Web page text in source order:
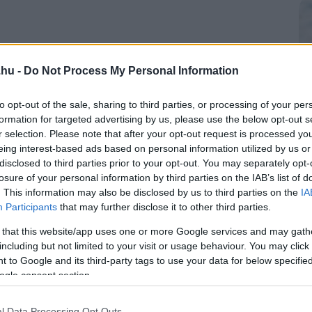
- Do Not Process My Personal Information
opt-out of the sale, sharing to third parties, or processing of your
for targeted advertising by us, please use the below opt-out
selection. Please note that after your opt-out request is processed
interest-based ads based on personal information utilized by us
to third parties prior to your opt-out. You may separately
of your personal information by third parties on the IAB’s list of
This information may also be disclosed by us to third parties on the
Participants that may further disclose it to other third parties.
this website/app uses one or more Google services and may
but not limited to your visit or usage behaviour. You may
to Google and its third-party tags to use your data for below
consent section.